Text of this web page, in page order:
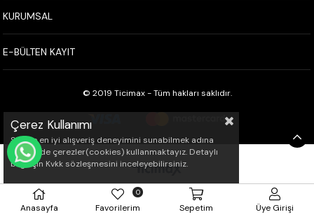
KURUMSAL
E-BÜLTEN KAYIT
© 2019 Ticimax - Tüm hakları saklıdır.
Çerez Kullanımı
Sizlere en iyi alışveriş deneyimini sunabilmek adına
sitemizde çerezler(cookies) kullanmaktayız. Detaylı
bilgi için Kvkk sözleşmesini inceleyebilirsiniz.
Anasayfa Favorilerim
0
Sepetim Üye Girişi
WHATSAPP İLE SİPARİŞ VER